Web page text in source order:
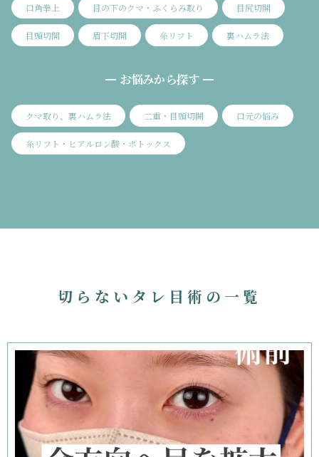
口角拳上 目の下のクマ・ふくらみ取り 目尻切開
目頭切開 眉下切開 糸リフト 裏ハムラ法
お悩みから探す
クマ取り、裏ハムラ法 二重・目頭切開 口元の悩み
糸リフト・ヒアルロン酸・ボトックス
切らないタレ目術の一覧